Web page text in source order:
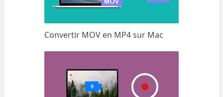
Convertir MOV en MP4 sur Mac